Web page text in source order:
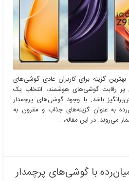
عادی
گزینه برای کاربران عادی گوشی‌های
پر رقابت گوشی‌های هوشمند، انتخاب یک
باشد. با وجود گوشی‌های پرچمدار
به عنوان گزینه‌های جذاب و مقرون به
می‌روند. در این مقاله، …
با گوشی‌های پرچمدار